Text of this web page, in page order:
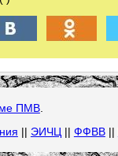
ПМВ.
|| ЭИЧЦ || ФФВВ||